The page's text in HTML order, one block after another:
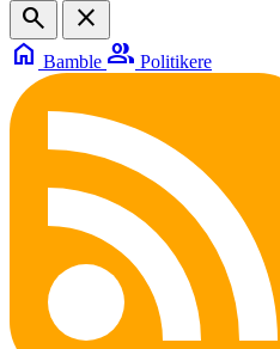
search
close
home Bamble group Politikere